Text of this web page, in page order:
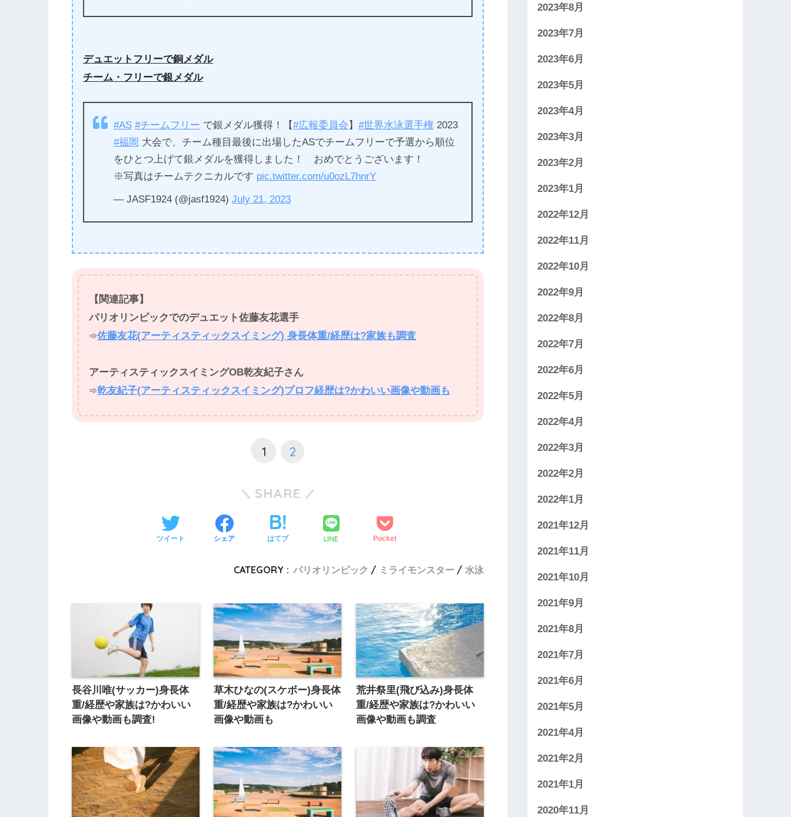
デュエットフリーで銅メダル
チーム・フリーで銀メダル
#AS #チームフリー で銀メダル獲得！【#広報委員会 】#世界水泳選手権 2023
#福岡 大会で、チーム種目最後に出場したASでチームフリーで予選から順位
をひとつ上げて銀メダルを獲得しました！ おめでとうございます！
※写真はチームテクニカルです pic.twitter.com/u0ozL7hnrY
— JASF1924 (@jasf1924)July 21, 2023
【関連記事】
パリオリンピックでのデュエット佐藤友花選手
➾佐藤友花(アーティスティックスイミング) 身長体重/経歴は?家族も調査
アーティスティックスイミングOB乾友紀子さん
➾乾友紀子(アーティスティックスイミング)プロフ経歴は?かわいい画像や動画も
1 2
SHARE
ツイート シェア はてブ LINE Pocket
CATEGORY : パリオリンピック ミライモンスター 水泳
長谷川唯(サッカー)身長体
重/経歴や家族は?かわいい
画像や動画も調査!
草木ひなの(スケボー)身長体
重/経歴や家族は?かわいい
画像や動画も
荒井祭里(飛び込み)身長体
重/経歴や家族は?かわいい
画像や動画も調査
2023年8月
2023年7月
2023年6月
2023年5月
2023年4月
2023年3月
2023年2月
2023年1月
2022年12月
2022年11月
2022年10月
2022年9月
2022年8月
2022年7月
2022年6月
2022年5月
2022年4月
2022年3月
2022年2月
2022年1月
2021年12月
2021年11月
2021年10月
2021年9月
2021年8月
2021年7月
2021年6月
2021年5月
2021年4月
2021年2月
2021年1月
2020年11月